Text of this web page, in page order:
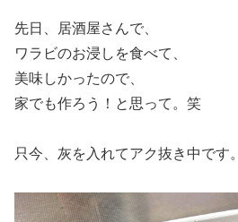
先日、居酒屋さんで、
ワラビのお浸しを食べて、
美味しかったので、
家でも作ろう！と思って。笑
只今、灰を入れてアク抜き中です。